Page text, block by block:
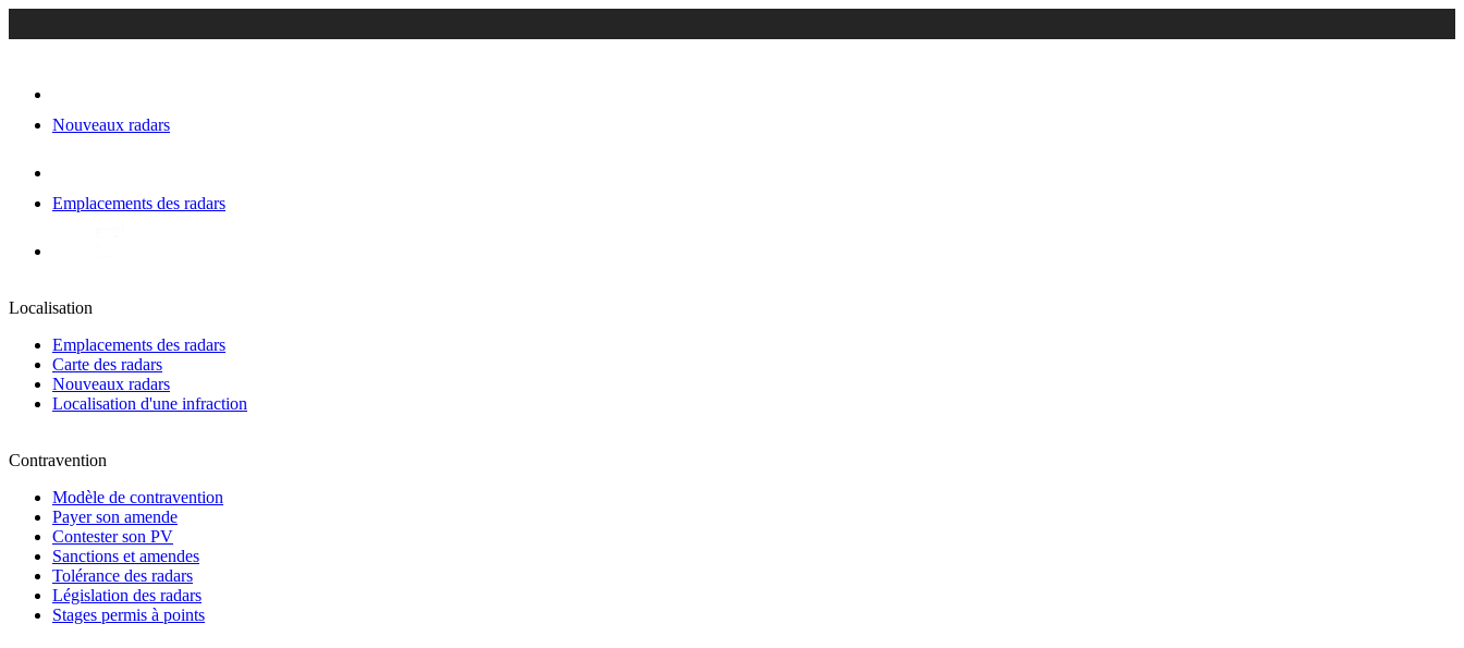
Nouveaux radars
Emplacements des radars
Localisation
Emplacements des radars
Carte des radars
Nouveaux radars
Localisation d'une infraction
Contravention
Modèle de contravention
Payer son amende
Contester son PV
Sanctions et amendes
Tolérance des radars
Législation des radars
Stages permis à points